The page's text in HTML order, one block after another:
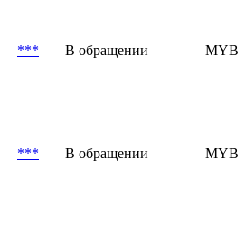
*** В обращении
*** В обращении